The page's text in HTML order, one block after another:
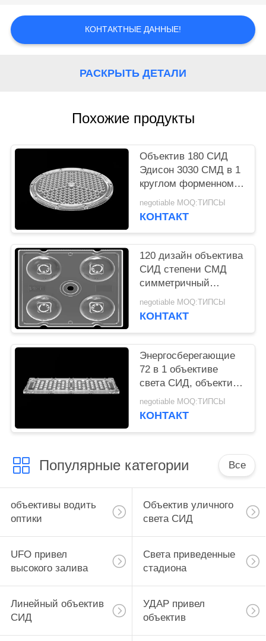
СЛУЧАИ
ПОЛИТИКА
УЕДИНЕНИЯ
КОНТАКТНЫЕ ДАННЫЕ!
РАСКРЫТЬ ДЕТАЛИ
Похожие продукты
Объектив 180 СИД
Эдисон 3030 СМД в 1
круглом форменном
высоком массиве
объектива света
negotiable MOQ:ТИПСЫ
КОНТАКТ
120 дизайн объектива
СИД степени СМД
симметричный
отсутствие любого
Меркурия на свет
negotiable MOQ:ТИПСЫ
КОНТАКТ
Энергосберегающие
72 в 1 объективе
света СИД, объективе
СИД размера 3030
Л250*В74мм для
negotiable MOQ:ТИПСЫ
КОНТАКТ
Популярные категории Все
объективы водить
оптики
Объектив уличного
света СИД
UFO привел
высокого залива
Света приведенные
стадиона
Линейный объектив
СИД
УДАР привел
объектив